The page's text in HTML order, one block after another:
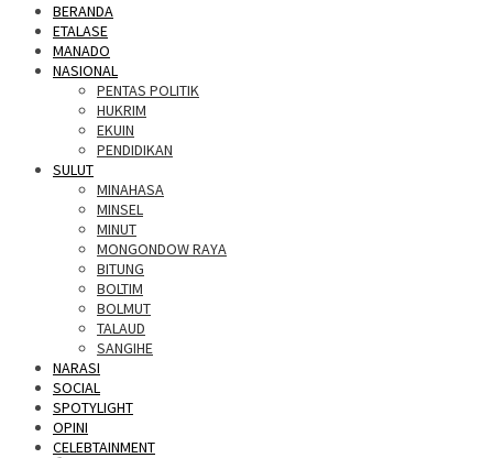
BERANDA
ETALASE
MANADO
NASIONAL
PENTAS POLITIK
HUKRIM
EKUIN
PENDIDIKAN
SULUT
MINAHASA
MINSEL
MINUT
MONGONDOW RAYA
BITUNG
BOLTIM
BOLMUT
TALAUD
SANGIHE
NARASI
SOCIAL
SPOTYLIGHT
OPINI
CELEBTAINMENT